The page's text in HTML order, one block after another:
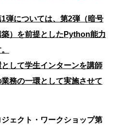
弾については、第2弾（暗号
）を前提としたPython能力
して学生インターンを講師
務の一環として実施させて
ェクト・ワークショップ第